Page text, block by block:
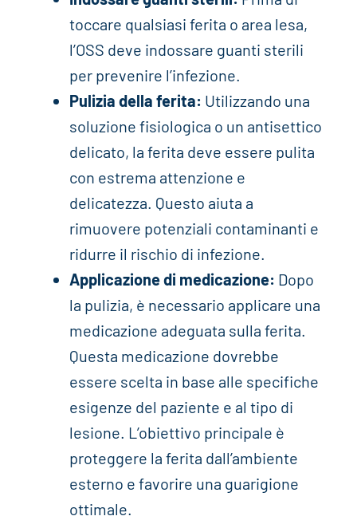
toccare qualsiasi ferita o area lesa,
l’OSS deve indossare guanti sterili
per prevenire l’infezione.
Pulizia della ferita: Utilizzando una
soluzione fisiologica o un antisettico
delicato, la ferita deve essere pulita
con estrema attenzione e
delicatezza. Questo aiuta a
rimuovere potenziali contaminanti e
ridurre il rischio di infezione.
Applicazione di medicazione: Dopo
la pulizia, è necessario applicare una
medicazione adeguata sulla ferita.
Questa medicazione dovrebbe
essere scelta in base alle specifiche
esigenze del paziente e al tipo di
lesione. L’obiettivo principale è
proteggere la ferita dall’ambiente
esterno e favorire una guarigione
ottimale.